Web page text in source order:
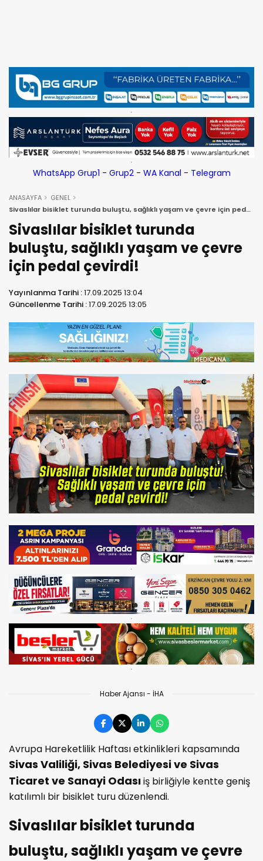
WhatsApp Grup1 - Grup2- WA Kanal - Telegram
ANASAYFA
GENEL
Sivaslılar bisiklet turunda buluştu, sağlıklı yaşam ve çevre için pedal
çevirdi!
Sivaslılar bisiklet turunda
buluştu, sağlıklı yaşam ve çevre
için pedal çevirdi!
Yayınlanma Tarihi :17.09.2025 13:04
Güncellenme Tarihi :17.09.2025 13:05
Haber Ajansı - İHA
Avrupa Hareketlilik Haftası etkinlikleri kapsamında
Sivas Valiliği, Sivas Belediyesi ve Sivas
Ticaret ve Sanayi Odasıiş birliğiyle kentte geniş
katılımlı bir bisiklet turu düzenlendi.
Sivaslılar bisiklet turunda
buluştu, sağlıklı yaşam ve çevre